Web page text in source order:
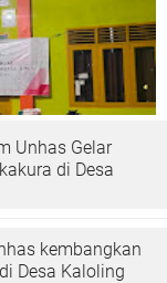
Unhas Gelar
di Desa
kembangkan
Desa Kaloling